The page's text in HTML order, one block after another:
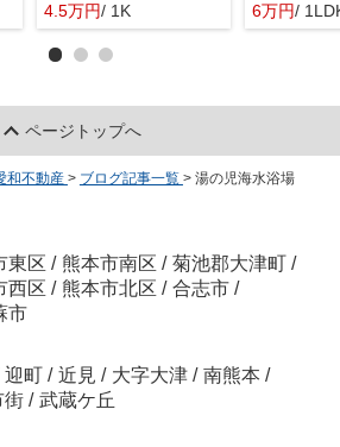
4.5万円/ 1K
6万円/
ページトップへ
和不動産 > ブログ記事一覧 > 湯の児海水浴場
東区 / 熊本市南区 / 菊池郡大津町 /
西区 / 熊本市北区 / 合志市 /
市
迎町 / 近見 / 大字大津 / 南熊本 /
街 / 武蔵ケ丘